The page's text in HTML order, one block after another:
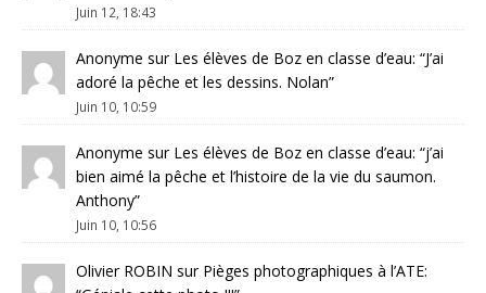
Juin 12, 18:43
Anonyme sur Les élèves de Boz en classe d’eau: “J’ai
adoré la pêche et les dessins. Nolan”
Juin 10, 10:59
Anonyme sur Les élèves de Boz en classe d’eau: “j’ai
bien aimé la pêche et l’histoire de la vie du saumon.
Anthony”
Juin 10, 10:56
Olivier ROBIN sur Pièges photographiques à l’ATE: